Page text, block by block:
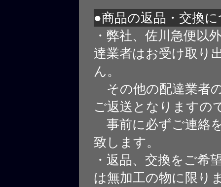
●商品の返品・交換
・弊社、佐川急便以
達業者はお受け取り
ん。
その他の配達業者
ご返送となりますの
事前に必ずご連絡
致します。
・返品、交換をご希
は無加工の物に限り